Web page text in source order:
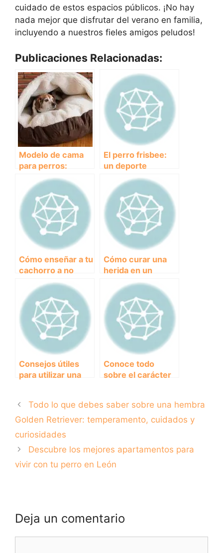
cuidado de estos espacios públicos. ¡No hay
nada mejor que disfrutar del verano en familia,
incluyendo a nuestros fieles amigos peludos!
Publicaciones Relacionadas:
Modelo de cama
para perros:
¿cómo elegir la
mejor?
El perro frisbee:
un deporte
divertido y
saludable para
disfrutar con tu
mejor amigo
canino
Cómo enseñar a tu
cachorro a no
morder: Tips y
consejos
efectivos
Cómo curar una
herida en un
perro: consejos y
cuidados
esenciales
Consejos útiles
para utilizar una
forma segura y
efectiva
Conoce todo
sobre el carácter
activa y amistosa
Todo lo que debes saber sobre una hembra
Golden Retriever: temperamento, cuidados y
curiosidades
Descubre los mejores apartamentos para
vivir con tu perro en León
Deja un comentario